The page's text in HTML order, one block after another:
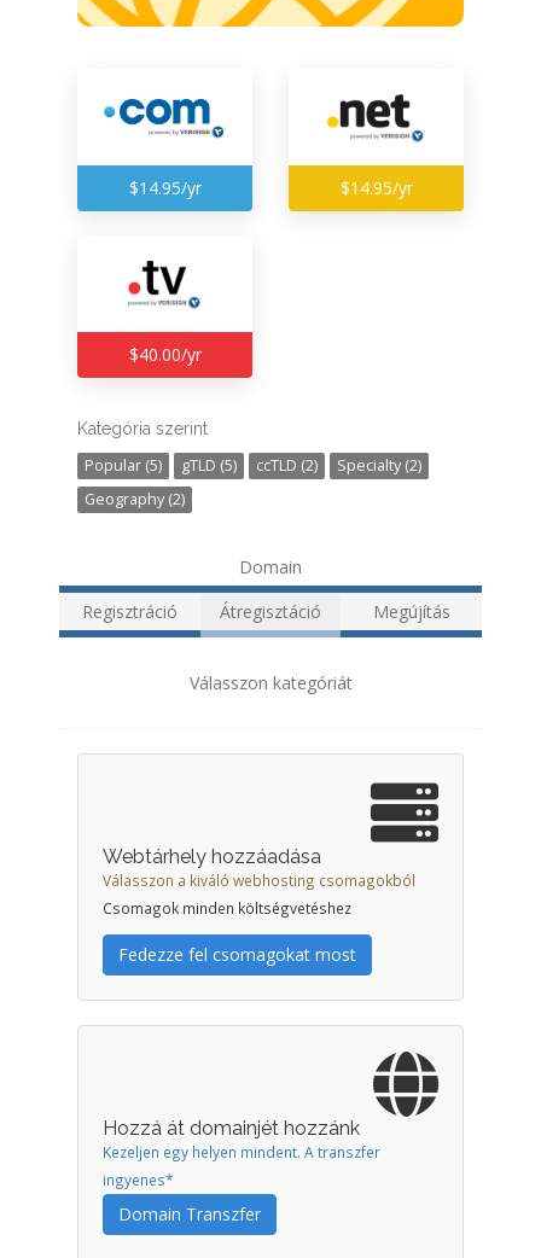
$14.95/yr $14.95/yr
$40.00/yr
Kategória szerint
Popular (5) gTLD (5) ccTLD (2)
Specialty (2)
Geography (2)
Domain
Regisztráció
Átregisztáció Megújítás
Válasszon kategóriát
Webtárhely hozzáadása
Válasszon a kiváló webhosting csomagokból
Csomagok minden költségvetéshez
Fedezze fel csomagokat most
Hozzá át domainjét hozzánk
Kezeljen egy helyen mindent. A transzfer
ingyenes*
Domain Transzfer